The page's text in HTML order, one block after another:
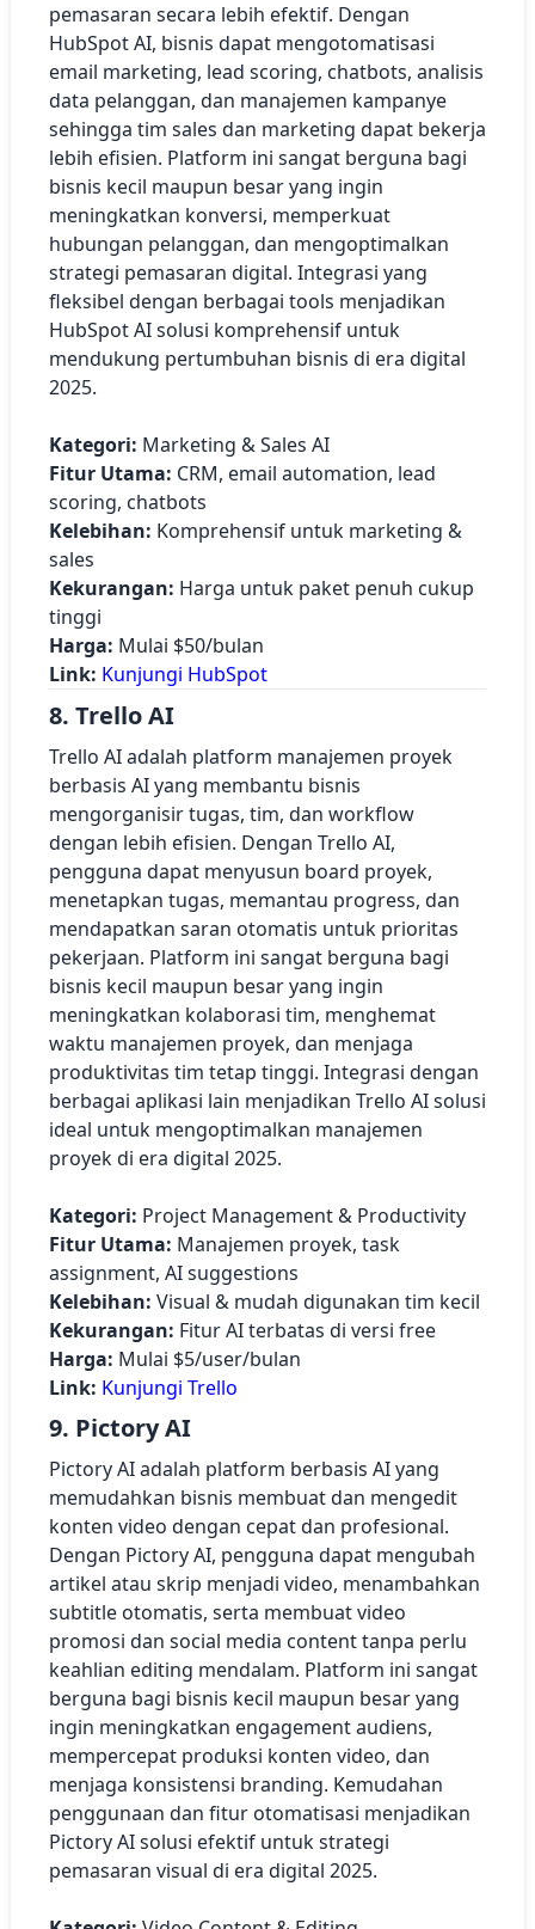
pemasaran secara lebih efektif. Dengan
HubSpot AI, bisnis dapat mengotomatisasi
email marketing, lead scoring, chatbots, analisis
data pelanggan, dan manajemen kampanye
sehingga tim sales dan marketing dapat bekerja
lebih efisien. Platform ini sangat berguna bagi
bisnis kecil maupun besar yang ingin
meningkatkan konversi, memperkuat
hubungan pelanggan, dan mengoptimalkan
strategi pemasaran digital. Integrasi yang
fleksibel dengan berbagai tools menjadikan
HubSpot AI solusi komprehensif untuk
mendukung pertumbuhan bisnis di era digital
2025.
Kategori: Marketing & Sales AI
Fitur Utama: CRM, email automation, lead
scoring, chatbots
Kelebihan: Komprehensif untuk marketing &
sales
Kekurangan: Harga untuk paket penuh cukup
tinggi
Harga: Mulai $50/bulan
Link: Kunjungi HubSpot
8. Trello AI
Trello AI adalah platform manajemen proyek
berbasis AI yang membantu bisnis
mengorganisir tugas, tim, dan workflow
dengan lebih efisien. Dengan Trello AI,
pengguna dapat menyusun board proyek,
menetapkan tugas, memantau progress, dan
mendapatkan saran otomatis untuk prioritas
pekerjaan. Platform ini sangat berguna bagi
bisnis kecil maupun besar yang ingin
meningkatkan kolaborasi tim, menghemat
waktu manajemen proyek, dan menjaga
produktivitas tim tetap tinggi. Integrasi dengan
berbagai aplikasi lain menjadikan Trello AI solusi
ideal untuk mengoptimalkan manajemen
proyek di era digital 2025.
Kategori: Project Management & Productivity
Fitur Utama: Manajemen proyek, task
assignment, AI suggestions
Kelebihan: Visual & mudah digunakan tim kecil
Kekurangan: Fitur AI terbatas di versi free
Harga: Mulai $5/user/bulan
Link: Kunjungi Trello
9. Pictory AI
Pictory AI adalah platform berbasis AI yang
memudahkan bisnis membuat dan mengedit
konten video dengan cepat dan profesional.
Dengan Pictory AI, pengguna dapat mengubah
artikel atau skrip menjadi video, menambahkan
subtitle otomatis, serta membuat video
promosi dan social media content tanpa perlu
keahlian editing mendalam. Platform ini sangat
berguna bagi bisnis kecil maupun besar yang
ingin meningkatkan engagement audiens,
mempercepat produksi konten video, dan
menjaga konsistensi branding. Kemudahan
penggunaan dan fitur otomatisasi menjadikan
Pictory AI solusi efektif untuk strategi
pemasaran visual di era digital 2025.